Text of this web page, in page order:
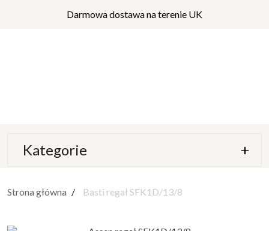
Darmowa dostawa na terenie UK
Kategorie
Strona główna Basti regał SFK1D/13/8